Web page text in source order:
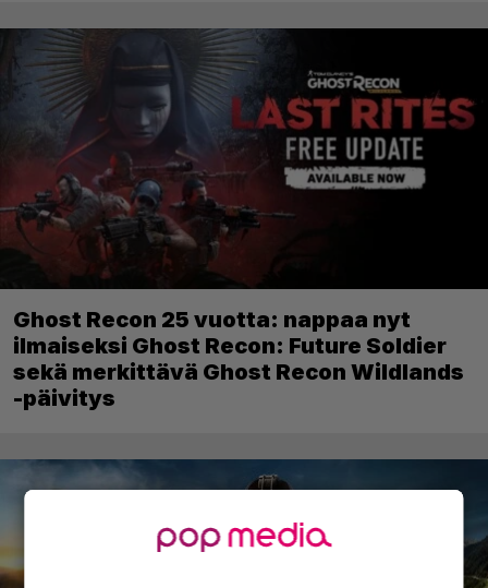
Ghost Recon 25 vuotta: nappaa nyt
ilmaiseksi Ghost Recon: Future Soldier
sekä merkittävä Ghost Recon Wildlands
-päivitys